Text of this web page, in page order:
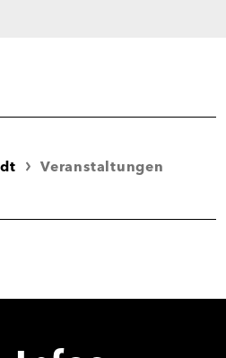
Veranstaltungen